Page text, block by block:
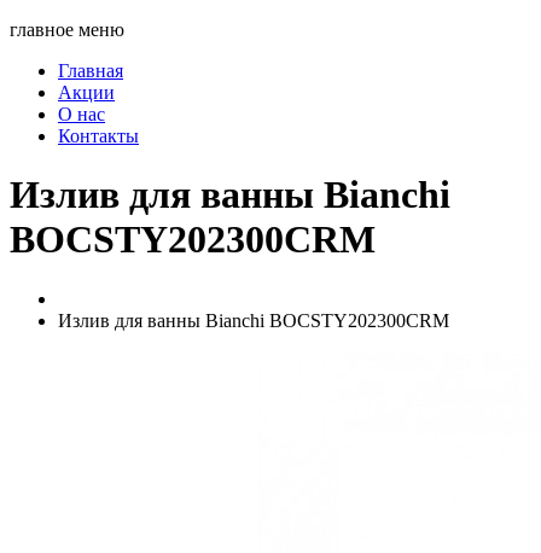
главное меню
Главная
Акции
О нас
Контакты
Излив для ванны Bianchi
BOCSTY202300CRM
Излив для ванны Bianchi BOCSTY202300CRM